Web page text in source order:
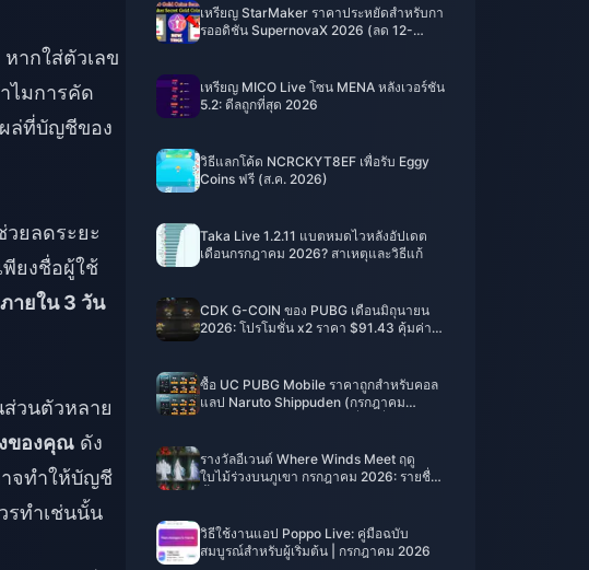
ากใส่ตัวเลข
ไมการคัด
ล่ที่บัญชีของ
วยลดระยะ
ยงชื่อผู้ใช้
ภายใน 3 วัน
วนตัวหลาย
ของคุณ ดัง
าจทำให้บัญชี
รทำเช่นนั้น
เหรียญ StarMaker ราคาประหยัดสำหรับกา
รออดิชัน SupernovaX 2026 (ลด 12-
เหรียญ MICO Live โซน MENA หลังเวอร์ชัน
5.2: ดีลถูกที่สุด 2026
วิธีแลกโค้ด NCRCKYT8EF เพื่อรับ Eggy
Coins ฟรี (ส.ค. 2026)
Taka Live 1.2.11 แบตหมดไวหลังอัปเดต
เดือนกรกฎาคม 2026? สาเหตุและวิธีแก้
CDK G-COIN ของ PUBG เดือนมิถุนายน
2026: โปรโมชั่น x2 ราคา $91.43 คุ้มค่า
ซื้อ UC PUBG Mobile ราคาถูกสำหรับคอล
แลป Naruto Shippuden (กรกฎาคม
รางวัลอีเวนต์ Where Winds Meet ฤดู
ใบไม้ร่วงบนภูเขา กรกฎาคม 2026: รายชื่อ
วิธีใช้งานแอป Poppo Live: คู่มือฉบับ
สมบูรณ์สำหรับผู้เริ่มต้น | กรกฎาคม 2026